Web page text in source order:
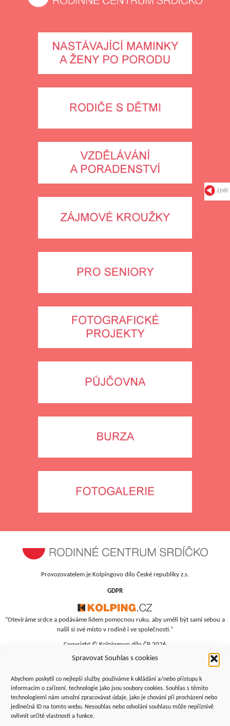
Spravovat Souhlas s cookies
Abychom poskytli co nejlepší služby, používáme k ukládání a/nebo přístupu k
informacím o zařízení, technologie jako jsou soubory cookies. Souhlas s těmito
technologiemi nám umožní zpracovávat údaje, jako je chování při procházení nebo
jedinečná ID na tomto webu. Nesouhlas nebo odvolání souhlasu může nepříznivě
ovlivnit určité vlastnosti a funkce.
Provozovatelem je Kolpingovo dílo České republiky z.s.
GDPR
"Otevíráme srdce a podáváme lidem pomocnou ruku, aby uměli být sami sebou a
našli si své místo v rodině i ve společnosti."
Copyright © Kolpingovo dílo ČR 2026
Studentská 4
budova polikliniky, 4. patro
Žďár nad Sázavou, 591 01
+420 566 690 135